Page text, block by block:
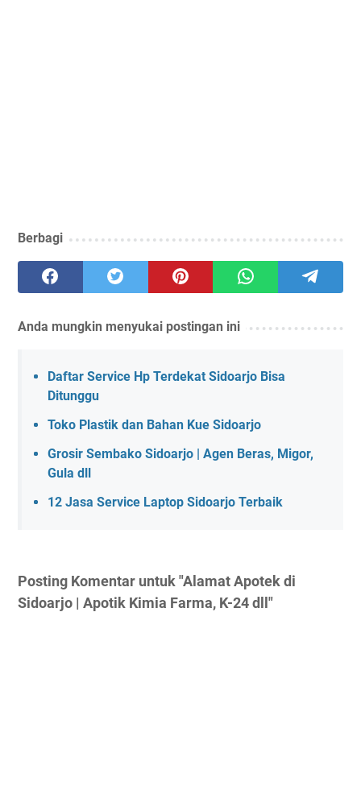
Berbagi
Anda mungkin menyukai postingan ini
Daftar Service Hp Terdekat Sidoarjo Bisa
Ditunggu
Toko Plastik dan Bahan Kue Sidoarjo
Grosir Sembako Sidoarjo | Agen Beras, Migor,
Gula dll
12 Jasa Service Laptop Sidoarjo Terbaik
Posting Komentar untuk "Alamat Apotek di
Sidoarjo | Apotik Kimia Farma, K-24 dll"